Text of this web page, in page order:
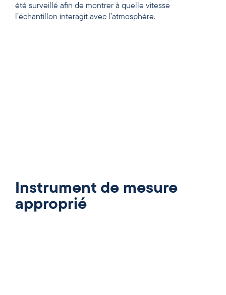
été surveillé afin de montrer à quelle vitesse
l’échantillon interagit avec l’atmosphère.
Instrument de mesure
approprié